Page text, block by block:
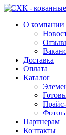
О компании
Доставка
Оплата
Каталог
Партнерам
Контакты